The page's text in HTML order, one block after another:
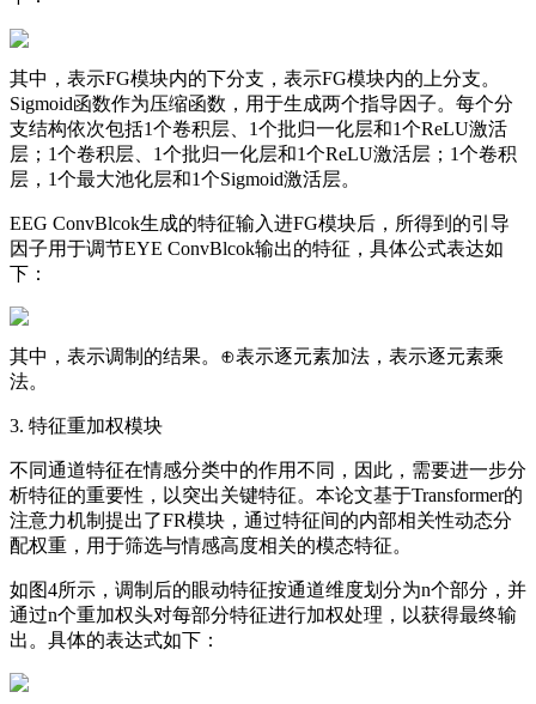
其中，表示FG模块内的下分支，表示FG模块内的上分支。
Sigmoid函数作为压缩函数，用于生成两个指导因子。每个分
支结构依次包括1个卷积层、1个批归一化层和1个ReLU激活
层；1个卷积层、1个批归一化层和1个ReLU激活层；1个卷积
层，1个最大池化层和1个Sigmoid激活层。
EEG ConvBlcok生成的特征输入进FG模块后，所得到的引导
因子用于调节EYE ConvBlcok输出的特征，具体公式表达如
下：
其中，表示调制的结果。⊕表示逐元素加法，表示逐元素乘
法。
3. 特征重加权模块
不同通道特征在情感分类中的作用不同，因此，需要进一步分
析特征的重要性，以突出关键特征。本论文基于Transformer的
注意力机制提出了FR模块，通过特征间的内部相关性动态分
配权重，用于筛选与情感高度相关的模态特征。
如图4所示，调制后的眼动特征按通道维度划分为n个部分，并
通过n个重加权头对每部分特征进行加权处理，以获得最终输
出。具体的表达式如下：